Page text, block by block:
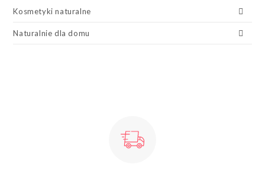
Kosmetyki naturalne
Naturalnie dla domu